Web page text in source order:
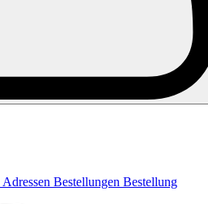
Adressen Bestellungen Bestellung